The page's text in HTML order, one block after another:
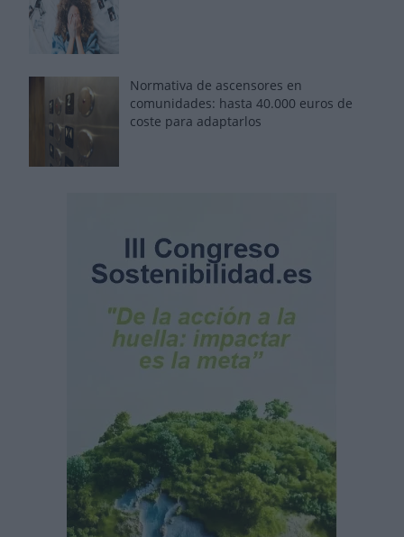
Normativa de ascensores en
comunidades: hasta 40.000 euros de
coste para adaptarlos